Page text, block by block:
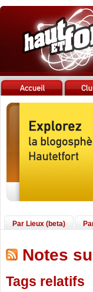
Par Lieux (beta)
Notes
Tags relatifs